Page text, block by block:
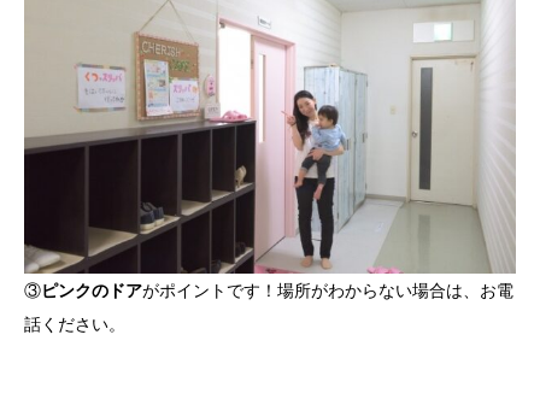
③ピンクのドアがポイントです！場所がわからない場合は、お電
話ください。